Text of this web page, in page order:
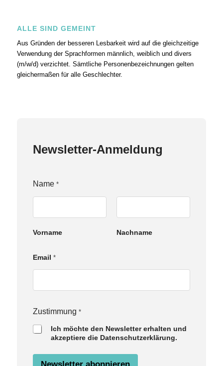
ALLE SIND GEMEINT
Aus Gründen der besseren Lesbarkeit wird auf die gleichzeitige
Verwendung der Sprachformen männlich, weiblich und divers
(m/w/d) verzichtet. Sämtliche Personenbezeichnungen gelten
gleichermaßen für alle Geschlechter.
Newsletter-Anmeldung
Name *
Vorname Nachname
Email *
N
m
Zustimmung *
Ich möchte den Newsletter erhalten und
akzeptiere die Datenschutzerklärung.
Newsletter abonnieren